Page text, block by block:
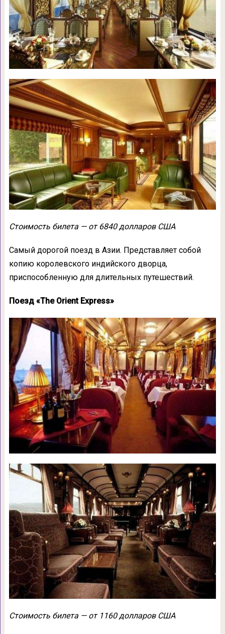
Стоимость билета — от 6840 долларов США
Самый дорогой поезд в Азии. Представляет собой
копию королевского индийского дворца,
приспособленную для длительных путешествий.
Поезд «The Orient Express»
Стоимость билета — от 1160 долларов США